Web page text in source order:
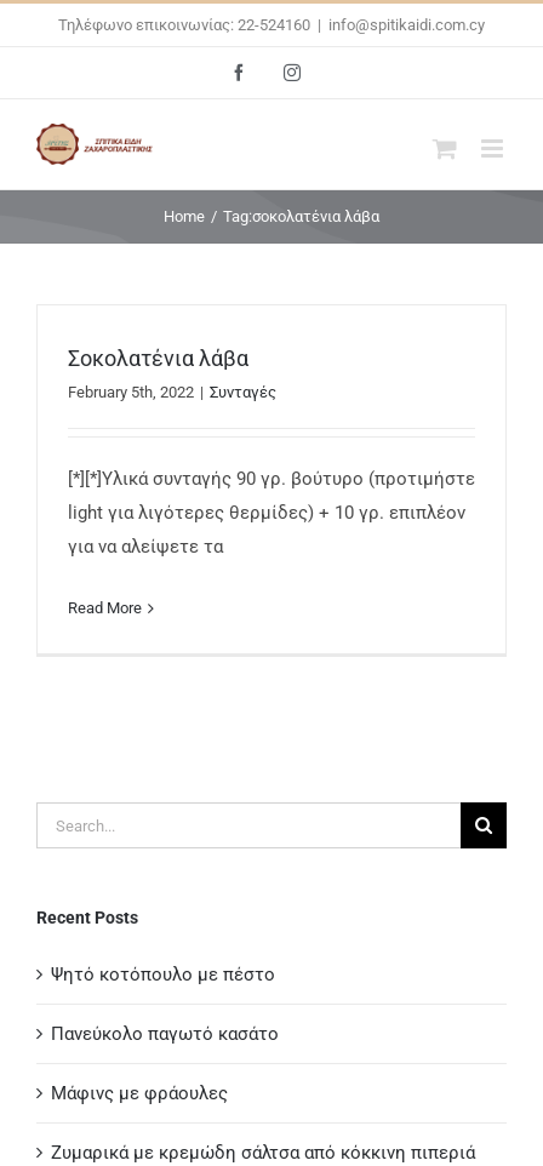
Τηλέφωνο επικοινωνίας: 22-524160 | info@spitikaidi.com.cy
FacebookInstagram
Home / Tag:σοκολατένια λάβα
Σοκολατένια λάβα
February 5th, 2022 | Συνταγές
[*][*]Υλικά συνταγής 90 γρ. βούτυρο (προτιμήστε
light για λιγότερες θερμίδες) + 10 γρ. επιπλέον
για να αλείψετε τα
Read More
Search
for:
Recent Posts
Ψητό κοτόπουλο με πέστο
Πανεύκολο παγωτό κασάτο
Μάφινς με φράουλες
Ζυμαρικά με κρεμώδη σάλτσα από κόκκινη πιπεριά